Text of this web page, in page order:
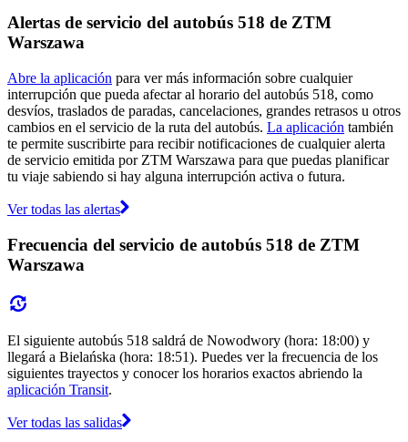
Alertas de servicio del autobús 518 de ZTM
Warszawa
Abre la aplicación para ver más información sobre cualquier
interrupción que pueda afectar al horario del autobús 518, como
desvíos, traslados de paradas, cancelaciones, grandes retrasos u otros
cambios en el servicio de la ruta del autobús. La aplicación también
te permite suscribirte para recibir notificaciones de cualquier alerta
de servicio emitida por ZTM Warszawa para que puedas planificar
tu viaje sabiendo si hay alguna interrupción activa o futura.
Ver todas las alertas
Frecuencia del servicio de autobús 518 de ZTM
Warszawa
El siguiente autobús 518 saldrá de Nowodwory (hora: 18:00) y
llegará a Bielańska (hora: 18:51). Puedes ver la frecuencia de los
siguientes trayectos y conocer los horarios exactos abriendo la
aplicación Transit.
Ver todas las salidas